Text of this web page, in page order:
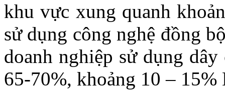
khu vực xung quanh
sử dụng công nghệ đồng
doanh nghiệp sử dụng
65-70%, khoảng 10 –